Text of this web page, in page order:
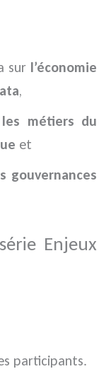
sur l’économie
,
les métiers du
et
gouvernances
Enjeux
participants.